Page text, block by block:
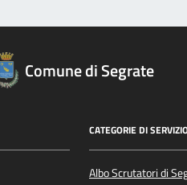
Comune di Segrate
CATEGORIE DI
Albo Scrutatori di